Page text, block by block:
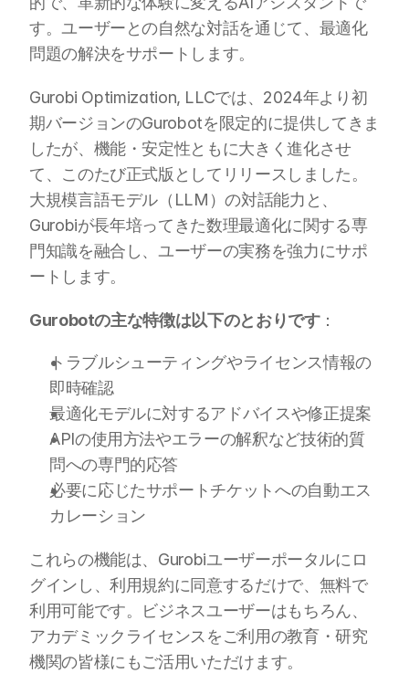
す。ユーザーとの自然な対話を通じて、最適化
問題の解決をサポートします。
Gurobi Optimization, LLCでは、2024年より初
期バージョンのGurobotを限定的に提供してきま
したが、機能・安定性ともに大きく進化させ
て、このたび正式版としてリリースしました。
大規模言語モデル（LLM）の対話能力と、
Gurobiが長年培ってきた数理最適化に関する専
門知識を融合し、ユーザーの実務を強力にサポ
ートします。
Gurobotの主な特徴は以下のとおりです：
トラブルシューティングやライセンス情報の
即時確認
最適化モデルに対するアドバイスや修正提案
APIの使用方法やエラーの解釈など技術的質
問への専門的応答
必要に応じたサポートチケットへの自動エス
カレーション
これらの機能は、Gurobiユーザーポータルにロ
グインし、利用規約に同意するだけで、無料で
利用可能です。ビジネスユーザーはもちろん、
アカデミックライセンスをご利用の教育・研究
機関の皆様にもご活用いただけます。